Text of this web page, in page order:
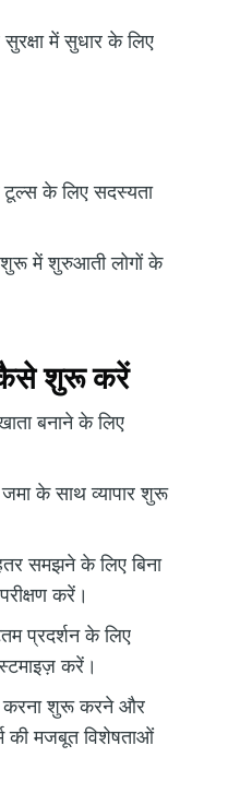
सुरक्षा में सुधार के लिए
टूल्स के लिए सदस्यता
शुरू में शुरुआती लोगों के
शुरू करें
बनाने के लिए
के साथ व्यापार शुरू
समझने के लिए बिना
करें।
प्रदर्शन के लिए
करें।
करना शुरू करने और
की मजबूत विशेषताओं